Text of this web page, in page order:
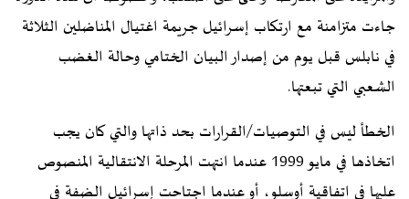
جاءت متزامنة مع ارتكاب إسرائيل جريمة اغتيال المناضلين الثلاثة
في نابلس قبل يوم من إصدار البيان الختامي وحالة الغضب
الشعبي التي تبعتها.
الخطأ ليس في التوصيات/القرارات بحد ذاتها والتي كان يجب
اتخاذها في مايو 1999 عندما انتهت المرحلة الانتقالية المنصوص
عليها في اتفاقية أوسلو، أو عندما اجتاحت إسرائيل الضفة في